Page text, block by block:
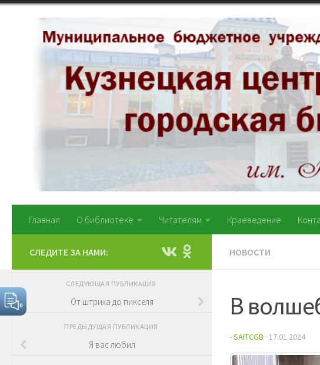
Перейти к содержимому
Главная О библиотеке Читателям Краеведение
НОВОСТИ
В
-SAITCGB · 17.01.2024
СЛЕДИТЕ ЗА НАМИ:
СЛЕДУЮЩАЯ ПУБЛИКАЦИЯ
От штриха до пикселя
ПРЕДЫДУЩАЯ ПУБЛИКАЦИЯ
Я вас любил